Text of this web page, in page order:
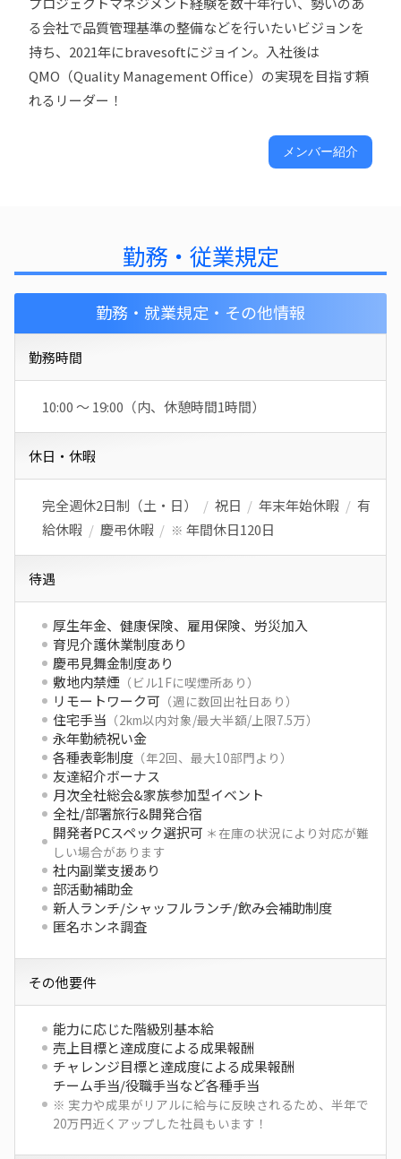
る会社で品質管理基準の整備などを行いたいビジョンを
持ち、2021年にbravesoftにジョイン。入社後は
QMO（Quality Management Office）の実現を目指す頼
れるリーダー！
メンバー紹介
勤務・従業規定
勤務・就業規定・その他情報
勤務時間
10:00 〜 19:00（内、休憩時間1時間）
休日・休暇
完全週休2日制（土・日） / 祝日 / 年末年始休暇 / 有
給休暇 / 慶弔休暇 / ※ 年間休日120日
待遇
厚生年金、健康保険、雇用保険、労災加入
育児介護休業制度あり
慶弔見舞金制度あり
敷地内禁煙 （ビル1Fに喫煙所あり）
リモートワーク可 （週に数回出社日あり）
住宅手当 （2km以内対象/最大半額/上限7.5万）
永年勤続祝い金
各種表彰制度 （年2回、最大10部門より）
友達紹介ボーナス
月次全社総会&家族参加型イベント
全社/部署旅行&開発合宿
開発者PCスペック選択可 ＊在庫の状況により対応が難
しい場合があります
社内副業支援あり
部活動補助金
新人ランチ/シャッフルランチ/飲み会補助制度
匿名ホンネ調査
その他要件
能力に応じた階級別基本給
売上目標と達成度による成果報酬
チャレンジ目標と達成度による成果報酬
チーム手当/役職手当など各種手当
※ 実力や成果がリアルに給与に反映されるため、半年で
20万円近くアップした社員もいます！